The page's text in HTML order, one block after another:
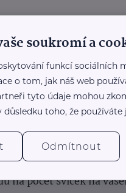
prarodiče
na počet svíček na
soukromí a
funkcí sociálních
o tom, jak náš web
tyto údaje mohou
toho, že používáte
Odmítnout